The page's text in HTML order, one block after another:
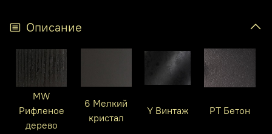
Описание
MW
Рифленое
дерево
6 Мелкий
кристал
Y Винтаж PT Бетон